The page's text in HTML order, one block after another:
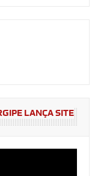
LANÇA SITE